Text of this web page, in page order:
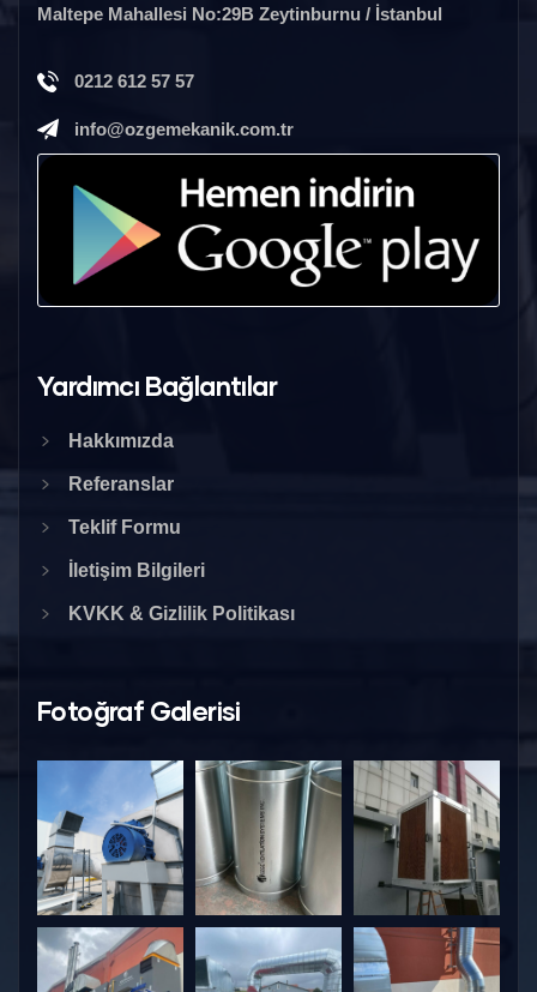
Maltepe Mahallesi No:29B Zeytinburnu / İstanbul
0212 612 57 57
info@ozgemekanik.com.tr
Yardımcı Bağlantılar
Hakkımızda
Referanslar
Teklif Formu
İletişim Bilgileri
KVKK & Gizlilik Politikası
Fotoğraf Galerisi